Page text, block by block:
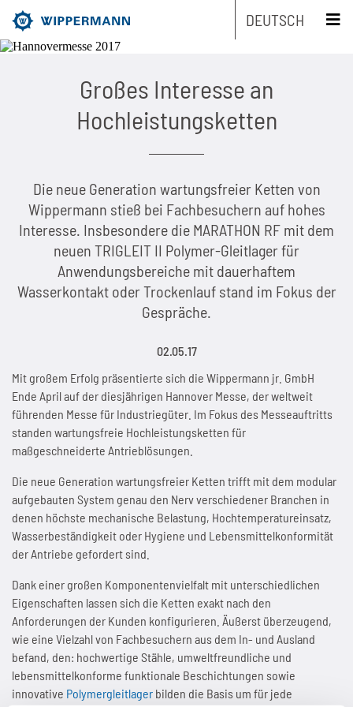
DEUTSCH
Übersicht
Rollenketten
Mitnehmerketten
Stauförderketten
Stauförderketten AFS
Clipketten
Kipphebelmitnehmerketten
Sonderketten
Seitenbogenketten
Langgliedrige Rollenketten
Hohlbolzenketten
Werksnormketten
Industrieketten nach Marken
Übersicht
Biathlonketten
Marathonketten
Marathonketten RF (rostfrei)
Triathlonketten HT
Triathlonketten KS
Connex-Fahrradketten
Aktuelles
Kontakt
Wartungsfreie Ketten
Rostfreie Ketten
Kettenräder
Übersicht
Kettenräder für Rollenketten
Kettenräder für Stauförderketten
Kettenradscheiben
Kettenkupplungen
Sonderräder
Triebstockkettenräder
SPR-Kettenräder mit integriertem Kugellager
Hubsystem Marathon Lift
Übersicht
Branchen und Anwendungen
Scherenhubtisch mit Marathon Lift
Wartungsfreie Schubkette
Patentierter Schubkettenantrieb
Kompakter Kettenspeicher
Marathon Lift im Systemvergleich
Schmierstoffe
Übersicht
WKS-C
WKS-Plus
WKS-Spezial
Aktuelles
Kontakt
Zubehör
Übersicht
Kettenverschleißlehre
Kunststoffclips
AFS-Clips
Führungsschienen
Aktuelles
Kontakt
Entwicklungsschwerpunkte
Produkt-Engineering
Fertigungs-Engineering
Kundenspezifische Sonderteile
Anwendungsberatung
FAQs
Aktuelles
Kontakt
Übersicht
Maschinen- und Anlagenbau
Lebensmittelindustrie
Lager & Logistik
Automobilindustrie
Hubgeräte Flurförderfahrzeuge
Automatisierungstechnik
Montageanlagen
Fördertechnik
Getränkeindustrie
Best Practice
Übersicht
Aktuelles
Service
Übersicht
Kettenauslegung
24-Stunden-Lieferung
Wartung von Ketten
Übersicht
Wartung von Rollenketten
Schmierung und Reinigung von Ketten
Längenmessung von Ketten
Kettenspannung von Kettentrieben
Ausrichtung von Kettentrieben
Aktuelles
Aktuelles
Kontakt
Unternehmen
Übersicht
Tradition seit 1893
Made in Germany
Vertriebspartner gesucht
Aktuelles
Kontakt
Nachhaltigkeit
Mensch & Gesellschaft
Übersicht
Arbeitsbedingungen & Arbeitsnormen
Arbeitssicherheit & Gesundheitsschutz
Faire Geschäftspraktiken
Gesellschaftliches Engagement
Aktuelles
Kontakt
Umwelt- & Klimaschutz
Übersicht
Energie effizient nutzen
Betriebsmittel einsparen
Abfall vermeiden
Aktuelles
Kontakt
Technologie
Übersicht
Qualität & Kundenanforderungen
Fertigung & Investitionen
Aktuelles
Kontakt
Aktuelles
Kontakt
Übersicht
Stellenanzeigen
Ausbildung
Initiativ-Bewerbung
Aktuelles
Kontakt
Aktuelles
Kontakt
Impressum
Datenschutz
Großes Interesse an
Hochleistungsketten
Die neue Generation wartungsfreier Ketten von
Wippermann stieß bei Fachbesuchern auf hohes
Interesse. Insbesondere die MARATHON RF mit dem
neuen TRIGLEIT II Polymer-Gleitlager für
Anwendungsbereiche mit dauerhaftem
Wasserkontakt oder Trockenlauf stand im Fokus der
Gespräche.
02.05.17
Mit großem Erfolg präsentierte sich die Wippermann jr. GmbH
Ende April auf der diesjährigen Hannover Messe, der weltweit
führenden Messe für Industriegüter. Im Fokus des Messeauftritts
standen wartungsfreie Hochleistungsketten für
maßgeschneiderte Antrieblösungen.
Die neue Generation wartungsfreier Ketten trifft mit dem modular
aufgebauten System genau den Nerv verschiedener Branchen in
denen höchste mechanische Belastung, Hochtemperatureinsatz,
Wasserbeständigkeit oder Hygiene und Lebensmittelkonformität
der Antriebe gefordert sind.
Dank einer großen Komponentenvielfalt mit unterschiedlichen
Eigenschaften lassen sich die Ketten exakt nach den
Anforderungen der Kunden konfigurieren. Äußerst überzeugend,
wie eine Vielzahl von Fachbesuchern aus dem In- und Ausland
befand, den: hochwertige Stähle, umweltfreundliche und
lebensmittelkonforme funktionale Beschichtungen sowie
innovative Polymergleitlager bilden die Basis um für jede
schliessen x